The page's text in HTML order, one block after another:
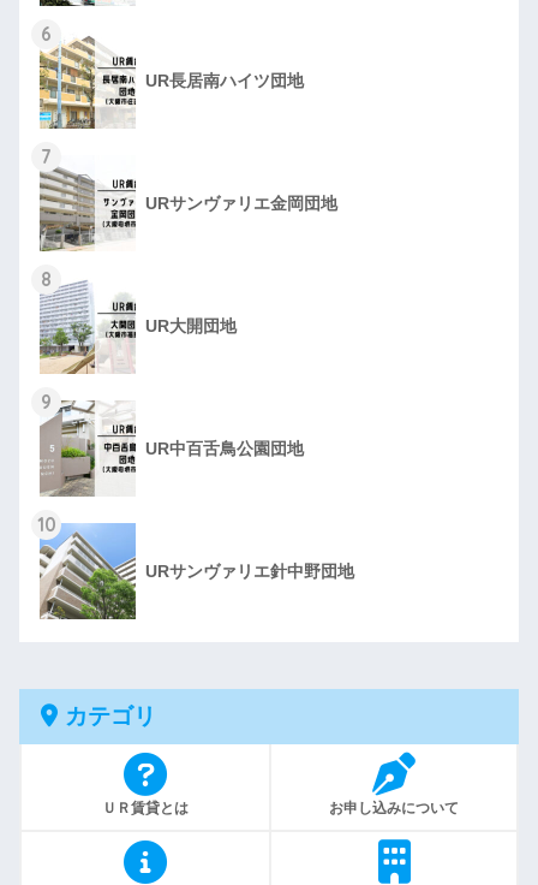
6
UR長居南ハイツ団地
7
URサンヴァリエ金岡団地
8
UR大開団地
9
UR中百舌鳥公園団地
10
URサンヴァリエ針中野団地
カテゴリ
ＵＲ賃貸とは お申し込みについて